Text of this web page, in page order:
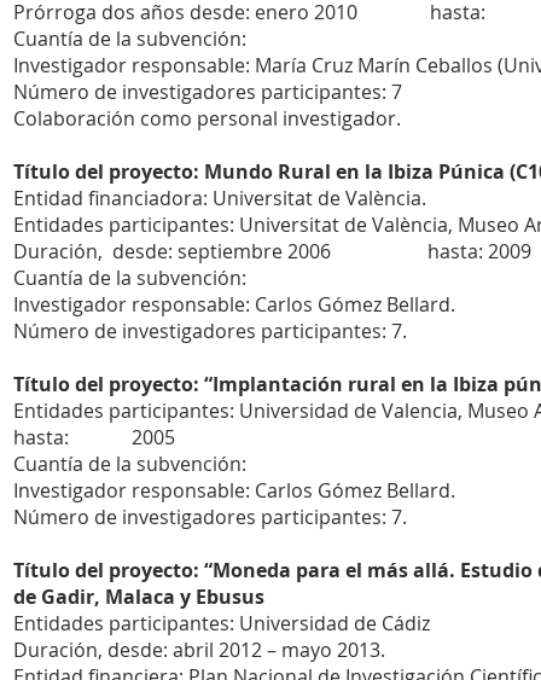
Prórroga dos años desde: enero 2010 hasta:
Cuantía de la subvención:
Investigador responsable: María Cruz Marín Ceballos
Número de investigadores participantes: 7
Colaboración como personal investigador.
Título del proyecto: Mundo Rural en la Ibiza Púnica
Entidad financiadora: Universitat de València.
Entidades participantes: Universitat de València, Museo
Duración, desde: septiembre 2006 hasta: 2009
Cuantía de la subvención:
Investigador responsable: Carlos Gómez Bellard.
Número de investigadores participantes: 7.
Título del proyecto: “Implantación rural en la Ibiza
Entidades participantes: Universidad de Valencia,
hasta: 2005
Cuantía de la subvención:
Investigador responsable: Carlos Gómez Bellard.
Número de investigadores participantes: 7.
Título del proyecto: “Moneda para el más allá.
de Gadir, Malaca y Ebusus
Entidades participantes: Universidad de Cádiz
Duración, desde: abril 2012 – mayo 2013.